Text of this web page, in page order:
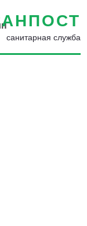
санитарная служба